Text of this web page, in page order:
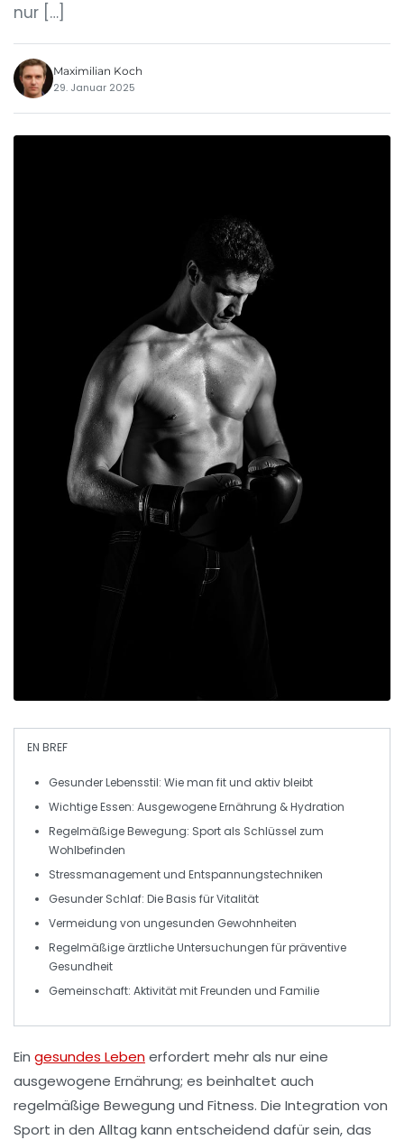
nur […]
Maximilian Koch
29. Januar 2025
EN BREF
Gesunder Lebensstil: Wie man fit und aktiv bleibt
WichtigeEssen: Ausgewogene Ernährung &Hydration
Regelmäßige Bewegung: Sport als Schlüssel zum
Wohlbefinden
Stressmanagement und Entspannungstechniken
Gesunder Schlaf: Die Basis fürVitalität
Vermeidung von ungesunden Gewohnheiten
Regelmäßige ärztliche Untersuchungen für präventive
Gesundheit
Gemeinschaft: Aktivität mit Freunden und Familie
Ein gesundes Lebenerfordert mehr als nur eine
ausgewogene Ernährung; es beinhaltet auch
regelmäßige Bewegung und Fitness. Die Integration von
Sport in den Alltag kann entscheidend dafür sein, das